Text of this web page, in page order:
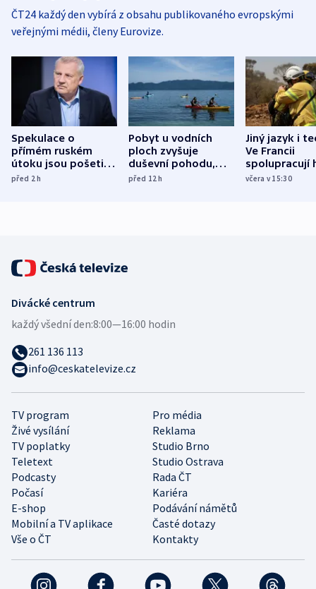
ČT24 každý den vybírá z obsahu publikovaného evropskými
veřejnými médii, členy Eurovize.
Spekulace o
přímém ruském
útoku jsou pošetilé,
míní estonský
před 2h
Pobyt u vodních
ploch zvyšuje
duševní pohodu,
ukázala
před 12h
Jiný jazyk i
Ve Francii
spolupracují
různých zemí
včera v 15:30
TV program
Pro média
Živé vysílání
Reklama
TV poplatky
Studio Brno
Teletext
Studio Ostrava
Podcasty
Rada ČT
Počasí
Kariéra
E-shop
Podávání námětů
Mobilní a TV aplikace
Časté dotazy
Vše o ČT
Kontakty
Divácké centrum
každý všední den:8:00—16:00 hodin
261 136 113
info@ceskatelevize.cz